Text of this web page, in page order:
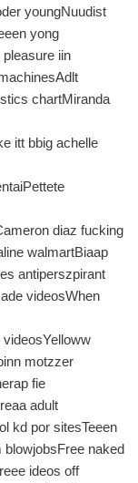
youngNuudist
yong
iin
chartMiranda
itt bbig achelle
diaz fucking
walmartBiaap
antiperszpirant
videosWhen
motzzer
fie
adult
kd por sitesTeeen
naked
ideos off